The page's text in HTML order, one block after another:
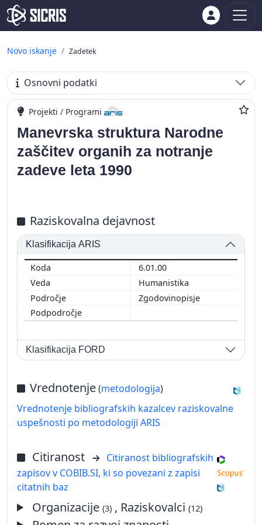
Novo iskanje Zadetek
Osnovni podatki
Projekti / Programi
Manevrska struktura Narodne
zaščitev organih za notranje
zadeve leta 1990
Raziskovalna dejavnost
Klasifikacija ARIS
6.01.00
Humanistika
Zgodovinopisje
Klasifikacija FORD
Vrednotenje(metodologija)
Vrednotenje bibliografskih kazalcev raziskovalne
uspešnosti po metodologiji ARIS
Citiranost
Citiranost bibliografskih
zapisov v COBIB.SI, ki so povezani z zapisi
citatnih baz
Organizacije(3) , Raziskovalci(12)